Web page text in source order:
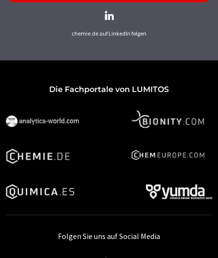
chemie.de auf LinkedIn folgen
Die Fachportale von LUMITOS
Folgen Sie uns auf Social Media